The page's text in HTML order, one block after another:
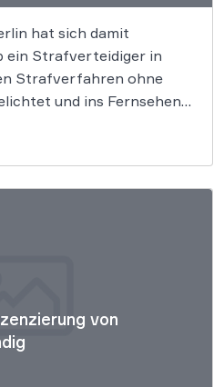
hat sich damit
ein Strafverteidiger in
Strafverfahren ohne
und ins Fernsehen
wie die
von